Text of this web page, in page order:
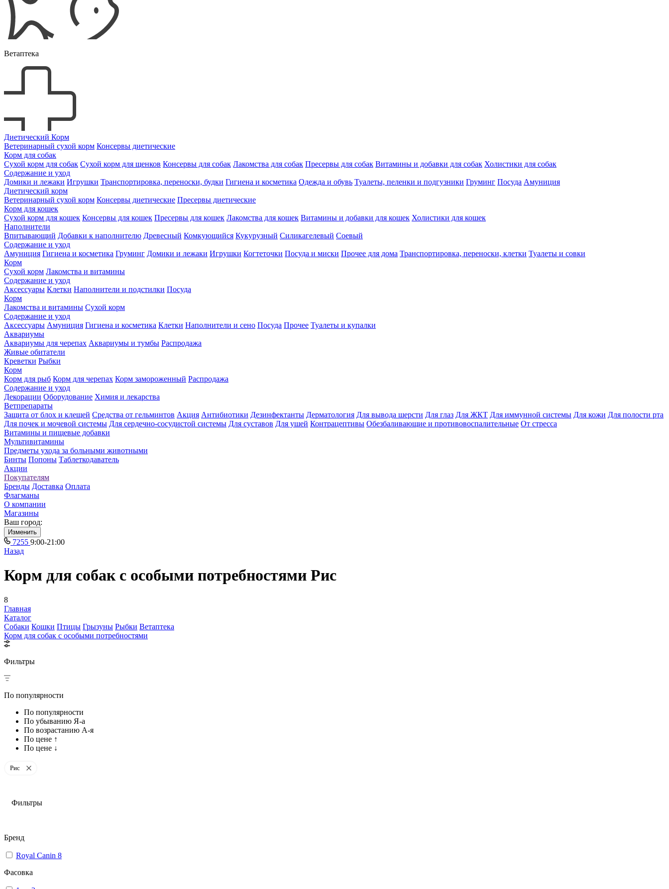
Ветаптека
Диетический Корм
Ветеринарный сухой корм Консервы диетические
Корм для собак
Сухой корм для собак Сухой корм для щенков Консервы для собак Лакомства для собак Пресервы для собак Витамины и добавки для собак Холистики для собак
Содержание и уход
Домики и лежаки Игрушки Транспортировка, переноски, будки Гигиена и косметика Одежда и обувь Туалеты, пеленки и подгузники Груминг Посуда Амуниция
Диетический корм
Ветеринарный сухой корм Консервы диетические Пресервы диетические
Корм для кошек
Сухой корм для кошек Консервы для кошек Пресервы для кошек Лакомства для кошек Витамины и добавки для кошек Холистики для кошек
Наполнители
Впитывающий Добавки к наполнителю Древесный Комкующийся Кукурузный Силикагелевый Соевый
Содержание и уход
Амуниция Гигиена и косметика Груминг Домики и лежаки Игрушки Когтеточки Посуда и миски Прочее для дома Транспортировка, переноски, клетки Туалеты и совки
Корм
Сухой корм Лакомства и витамины
Содержание и уход
Аксессуары Клетки Наполнители и подстилки Посуда
Корм
Лакомства и витамины Сухой корм
Содержание и уход
Аксессуары Амуниция Гигиена и косметика Клетки Наполнители и сено Посуда Прочее Туалеты и купалки
Аквариумы
Аквариумы для черепах Аквариумы и тумбы Распродажа
Живые обитатели
Креветки Рыбки
Корм
Корм для рыб Корм для черепах Корм замороженный Распродажа
Содержание и уход
Декорации Оборудование Химия и лекарства
Ветпрепараты
Защита от блох и клещей Средства от гельминтов Акция Антибиотики Дезинфектанты Дерматология Для вывода шерсти Для глаз Для ЖКТ Для иммунной системы Для кожи Для полости рта
Для почек и мочевой системы Для сердечно-сосудистой системы Для суставов Для ушей Контрацептивы Обезбаливающие и противовоспалительные От стресса
Витамины и пищевые добавки
Мультивитамины
Предметы ухода за больными животными
Бинты Попоны Таблеткодаватель
Акции
Покупателям
Бренды Доставка Оплата
Флагманы
О компании
Магазины
Ваш город:
Изменить
7255 9:00-21:00
Назад
Корм для собак с особыми потребностями Рис
8
Главная
Каталог
Собаки Кошки Птицы Грызуны Рыбки Ветаптека
Корм для собак с особыми потребностями
Фильтры
По популярности
По популярности
По убыванию Я-а
По возрастанию А-я
По цене ↑
По цене ↓
Рис
Фильтры
Бренд
Royal Canin 8
Фасовка